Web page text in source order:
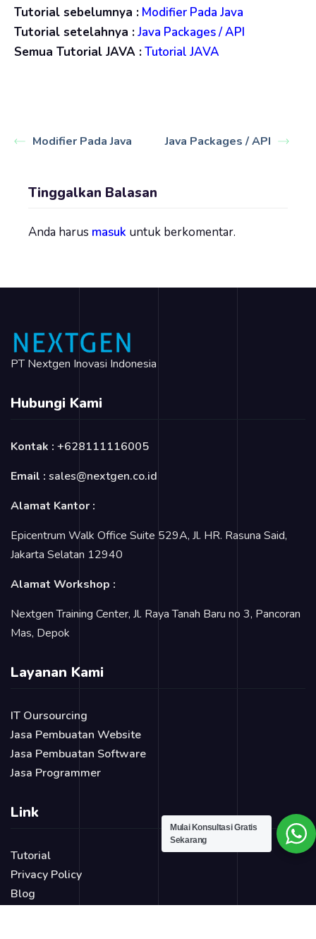
Tutorial sebelumnya : Modifier Pada Java
Tutorial setelahnya :Java Packages / API
Semua Tutorial JAVA :Tutorial JAVA
Modifier Pada Java Java Packages / API
Tinggalkan Balasan
Anda harus masuk untuk berkomentar.
PT Nextgen Inovasi Indonesia
Hubungi Kami
Kontak : +628111116005
Email : sales@nextgen.co.id
Alamat Kantor :
Epicentrum Walk Office Suite 529A, Jl. HR. Rasuna Said,
Jakarta Selatan 12940
Alamat Workshop :
Nextgen Training Center, Jl. Raya Tanah Baru no 3, Pancoran
Mas, Depok
Layanan Kami
IT Oursourcing
Jasa Pembuatan Website
Jasa Pembuatan Software
Jasa Programmer
Link
Tutorial
Privacy Policy
Blog
Mulai Konsultasi Gratis
Sekarang